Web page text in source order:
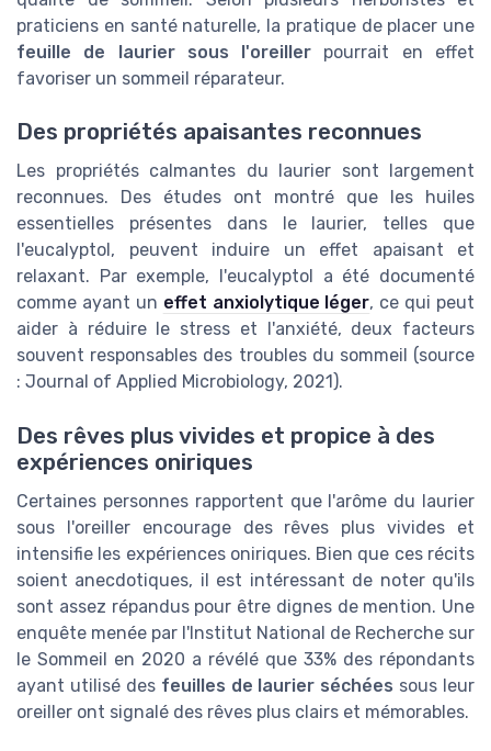
praticiens en santé naturelle, la pratique de placer une
feuille de laurier sous l'oreiller pourrait en effet
favoriser un sommeil réparateur.
Des propriétés apaisantes reconnues
Les propriétés calmantes du laurier sont largement
reconnues. Des études ont montré que les huiles
essentielles présentes dans le laurier, telles que
l'eucalyptol, peuvent induire un effet apaisant et
relaxant. Par exemple, l'eucalyptol a été documenté
comme ayant un effet anxiolytique léger, ce qui peut
aider à réduire le stress et l'anxiété, deux facteurs
souvent responsables des troubles du sommeil (source
: Journal of Applied Microbiology, 2021).
Des rêves plus vivides et propice à des
expériences oniriques
Certaines personnes rapportent que l'arôme du laurier
sous l'oreiller encourage des rêves plus vivides et
intensifie les expériences oniriques. Bien que ces récits
soient anecdotiques, il est intéressant de noter qu'ils
sont assez répandus pour être dignes de mention. Une
enquête menée par l'Institut National de Recherche sur
le Sommeil en 2020 a révélé que 33% des répondants
ayant utilisé des feuilles de laurier séchées sous leur
oreiller ont signalé des rêves plus clairs et mémorables.